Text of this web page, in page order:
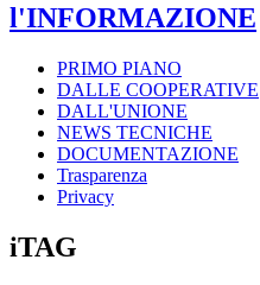
l'INFORMAZIONE
PRIMO PIANO
DALLE COOPERATIVE
DALL'UNIONE
NEWS TECNICHE
DOCUMENTAZIONE
Trasparenza
Privacy
iTAG